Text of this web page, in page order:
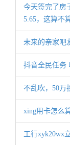
今天签完了房
5.65，这算不
未来的亲家吧
抖音全民任务
不乱吹，50万
xing用卡怎么
工行xyk20wx